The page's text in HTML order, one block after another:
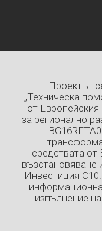
Проектът
„Техническа
от
за регионално
средствата
възстановяване
Инвестиция
изпълнение